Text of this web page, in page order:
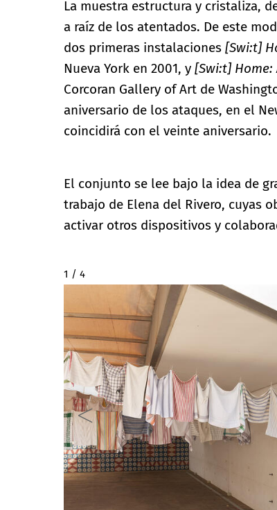
La muestra estructura y cristaliza,
a raíz de los atentados. De este
dos primeras instalaciones [Swi:t]
Nueva York en 2001, y [Swi:t] Home:
Corcoran Gallery of Art de
aniversario de los ataques, en el
coincidirá con el veinte aniversario.
El conjunto se lee bajo la idea de
trabajo de Elena del Rivero, cuyas
activar otros dispositivos y
2 / 4